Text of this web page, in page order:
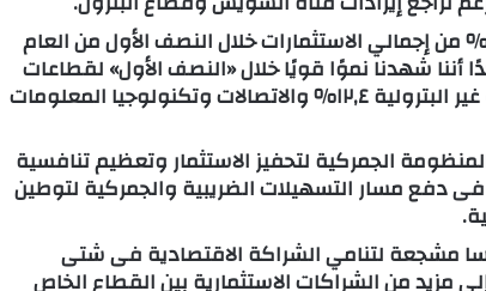
إلى أن القطاع الخاص يستحوذ على ٥٩٪ من إجمالي الاستثمارات خلال النصف الأول من العام
بمعدل نمو سنوي ٨٠٪، مؤكدًا أننا شهدنا نموًا قويًا خلال «النصف الأول» لقطاعات
السياحة بنسبة ١٣,١٪ والصناعات التحويلية غير البترولية ١٢,٤٪ والاتصالات وتكنولوجيا المعلومات
الجمركية لتحفيز الاستثمار وتعظيم تنافسية
دفع مسار التسهيلات الضريبية والجمركية لتوطين
مشجعة لتنامي الشراكة الاقتصادية فى شتى
مزيد من الشراكات الاستثمارية بين القطاع الخاص